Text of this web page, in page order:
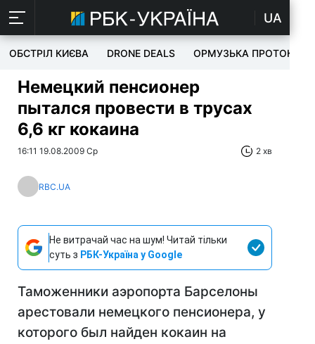
UA
ОБСТРІЛ КИЄВА DRONE DEALS ОРМУЗЬКА ПРОТОКА
Немецкий пенсионер
пытался провести в трусах
6,6 кг кокаина
16:11 19.08.2009 Ср 2 хв
RBC.UA
Не витрачай час на шум! Читай тільки
суть з РБК-Україна у Google
Таможенники аэропорта Барселоны
арестовали немецкого пенсионера, у
которого был найден кокаин на